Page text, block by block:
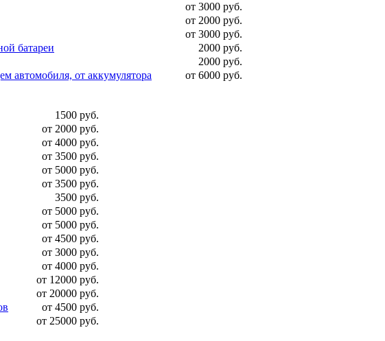
от 3000 руб.
от 2000 руб.
от 3000 руб.
батареи
2000 руб.
2000 руб.
автомобиля, от аккумулятора
от 6000 руб.
1500 руб.
от 2000 руб.
от 4000 руб.
от 3500 руб.
от 5000 руб.
от 3500 руб.
3500 руб.
от 5000 руб.
от 5000 руб.
от 4500 руб.
от 3000 руб.
от 4000 руб.
от 12000 руб.
от 20000 руб.
от 4500 руб.
от 25000 руб.